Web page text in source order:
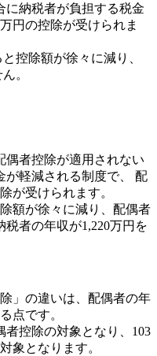
に納税者が負担する税金
円の控除が受けられま
控除額が徐々に減り、
。
偶者控除が適用されない
が軽減される制度で、 配
が受けられます。
額が徐々に減り、配偶者
者の年収が1,220万円を
」の違いは、配偶者の年
点です。
者控除の対象となり、103
象となります。